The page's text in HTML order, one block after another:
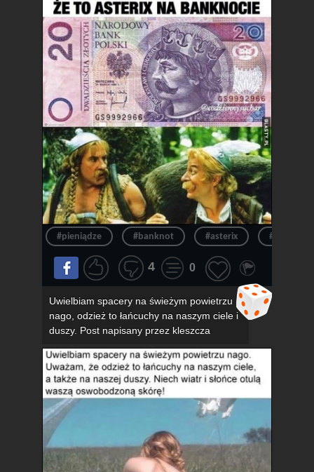
#pieniądze #banknot #asterix #pieniądz
4 0
Uwielbiam spacery na świeżym powietrzu
nago, odzież to łańcuchy na naszym ciele i
duszy. Post napisany przez kleszcza